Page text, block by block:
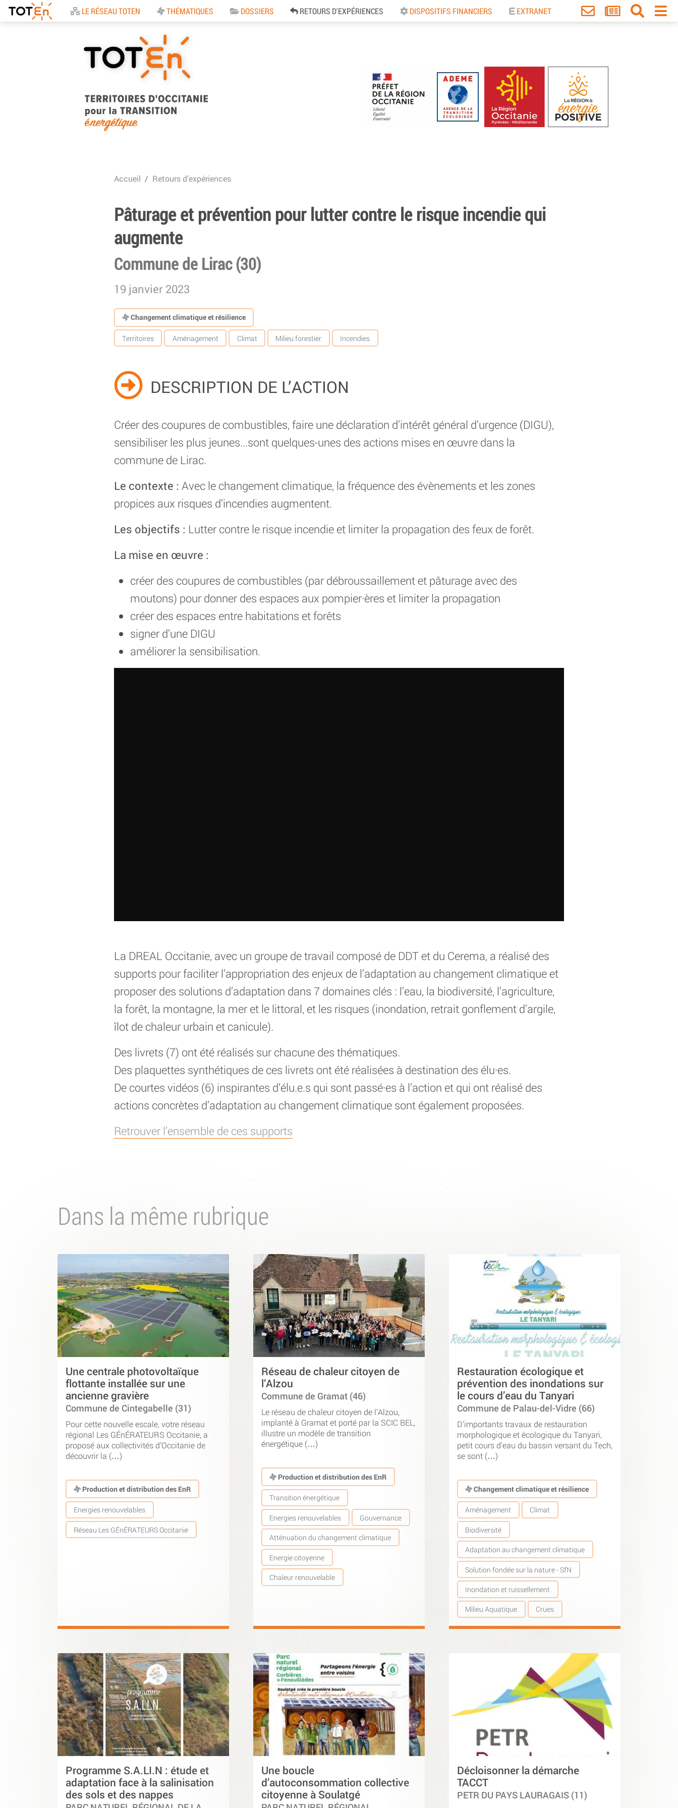
Accueil
LE RÉSEAU TOTEN THÉMATIQUES DOSSIERS RETOURS D'EXPÉRIENCES DISPOSITIFS FINANCIERS EXTRANET
pour la Transition
Energétique
Accueil Retours d’expériences
Pâturage et prévention pour lutter contre le risque incendie qui
augmente
Commune de Lirac (30)
19 janvier 2023
Changement climatique et résilience
Territoires Aménagement Climat Milieu forestier Incendies
DESCRIPTION DE L’ACTION
Créer des coupures de combustibles, faire une déclaration d’intérêt général d’urgence (DIGU),
sensibiliser les plus jeunes...sont quelques-unes des actions mises en œuvre dans la
commune de Lirac.
Le contexte : Avec le changement climatique, la fréquence des évènements et les zones
propices aux risques d’incendies augmentent.
Les objectifs : Lutter contre le risque incendie et limiter la propagation des feux de forêt.
La mise en œuvre :
créer des coupures de combustibles (par débroussaillement et pâturage avec des
moutons) pour donner des espaces aux pompier·ères et limiter la propagation
créer des espaces entre habitations et forêts
signer d’une DIGU
améliorer la sensibilisation.
La DREAL Occitanie, avec un groupe de travail composé de DDT et du Cerema, a réalisé des
supports pour faciliter l’appropriation des enjeux de l’adaptation au changement climatique et
proposer des solutions d’adaptation dans 7 domaines clés : l’eau, la biodiversité, l’agriculture,
la forêt, la montagne, la mer et le littoral, et les risques (inondation, retrait gonflement d’argile,
îlot de chaleur urbain et canicule).
Des livrets (7) ont été réalisés sur chacune des thématiques.
Des plaquettes synthétiques de ces livrets ont été réalisées à destination des élu·es.
De courtes vidéos (6) inspirantes d’élu.e.s qui sont passé·es à l’action et qui ont réalisé des
actions concrètes d’adaptation au changement climatique sont également proposées.
Retrouver l’ensemble de ces supports
Dans la même rubrique
Une centrale photovoltaïque
flottante installée sur une
ancienne gravière
Commune de Cintegabelle (31)
Pour cette nouvelle escale, votre réseau
régional Les GÉnÉRATEURS Occitanie, a
proposé aux collectivités d’Occitanie de
découvrir la (…)
Production et distribution des EnR
Energies renouvelables
Réseau Les GÉnÉRATEURS Occitanie
Réseau de chaleur citoyen de
l’Alzou
Commune de Gramat (46)
Le réseau de chaleur citoyen de l’Alzou,
implanté à Gramat et porté par la SCIC BEL,
illustre un modèle de transition
énergétique (…)
Production et distribution des EnR
Transition énergétique
Energies renouvelables Gouvernance
Atténuation du changement climatique
Energie citoyenne
Chaleur renouvelable
Restauration écologique et
prévention des inondations sur
le cours d’eau du Tanyari
Commune de Palau-del-Vidre (66)
D’importants travaux de restauration
morphologique et écologique du Tanyari,
petit cours d’eau du bassin versant du Tech,
se sont (…)
Changement climatique et résilience
Aménagement Climat
Biodiversité
Adaptation au changement climatique
Solution fondée sur la nature - SfN
Inondation et ruissellement
Milieu Aquatique Crues
Programme S.A.LI.N : étude et
adaptation face à la salinisation
des sols et des nappes
Une boucle
d’autoconsommation collective
citoyenne à Soulatgé
Décloisonner la démarche
TACCT
PETR DU PAYS LAURAGAIS (11)